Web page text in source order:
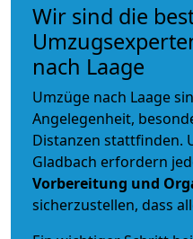
Wir sind die
nach Laage
Umzüge nach Laage
Angelegenheit,
Distanzen stattfinden.
Gladbach erfordern
Vorbereitung und
sicherzustellen, dass